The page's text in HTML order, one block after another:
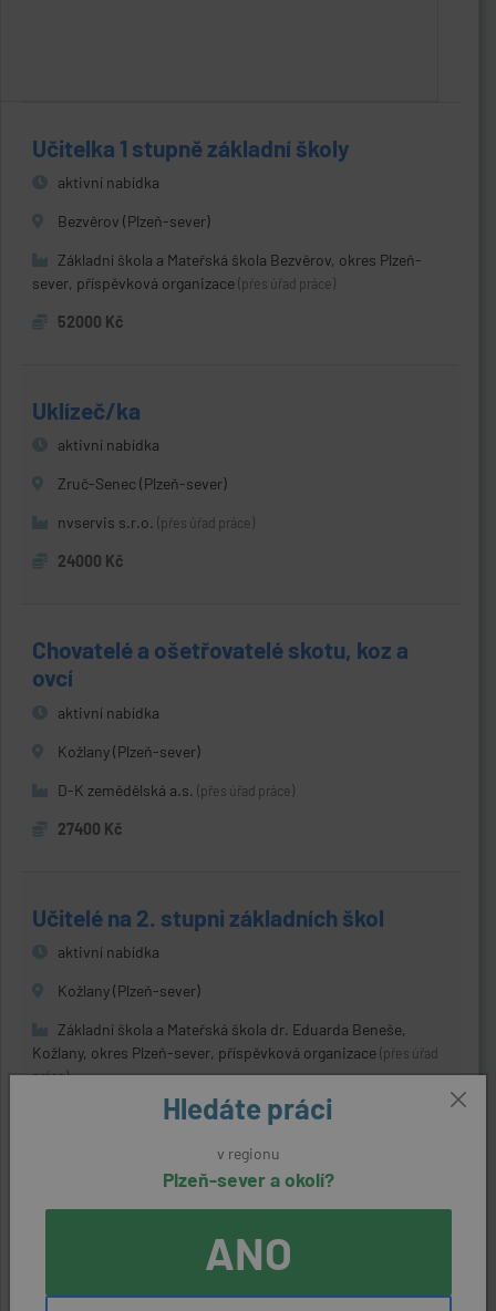
Učitelka 1 stupně základní školy
aktivní nabídka
Bezvěrov (Plzeň-sever)
Základní škola a Mateřská škola Bezvěrov, okres Plzeň-
sever, příspěvková organizace (přes úřad práce)
52000 Kč
Uklízeč/ka
aktivní nabídka
Zruč-Senec (Plzeň-sever)
nvservis s.r.o. (přes úřad práce)
24000 Kč
Chovatelé a ošetřovatelé skotu, koz a
ovcí
aktivní nabídka
Kožlany (Plzeň-sever)
D-K zemědělská a.s. (přes úřad práce)
27400 Kč
Učitelé na 2. stupni základních škol
aktivní nabídka
Kožlany (Plzeň-sever)
Základní škola a Mateřská škola dr. Eduarda Beneše,
Kožlany, okres Plzeň-sever, příspěvková organizace (přes úřad
práce)
37580 - 48990 Kč
Opravář/ka
Hledáte práci
v regionu
Plzeň-sever a okolí?
ANO